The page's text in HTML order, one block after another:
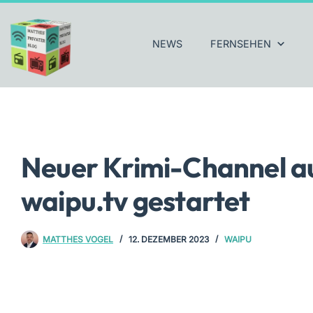
Inhalt
springen
NEWS FERNSEHEN
Neuer Krimi-Channel
waipu.tv gestartet
MATTHES VOGEL 12. DEZEMBER 2023 WAIPU